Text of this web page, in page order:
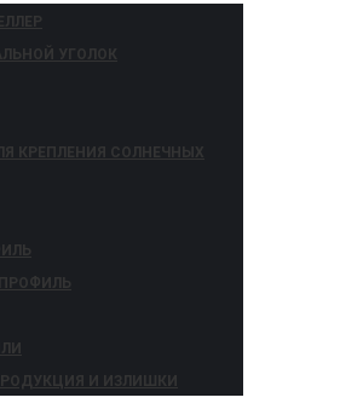
УГОЛОК
КРЕПЛЕНИЯ СОЛНЕЧНЫХ
И ИЗЛИШКИ